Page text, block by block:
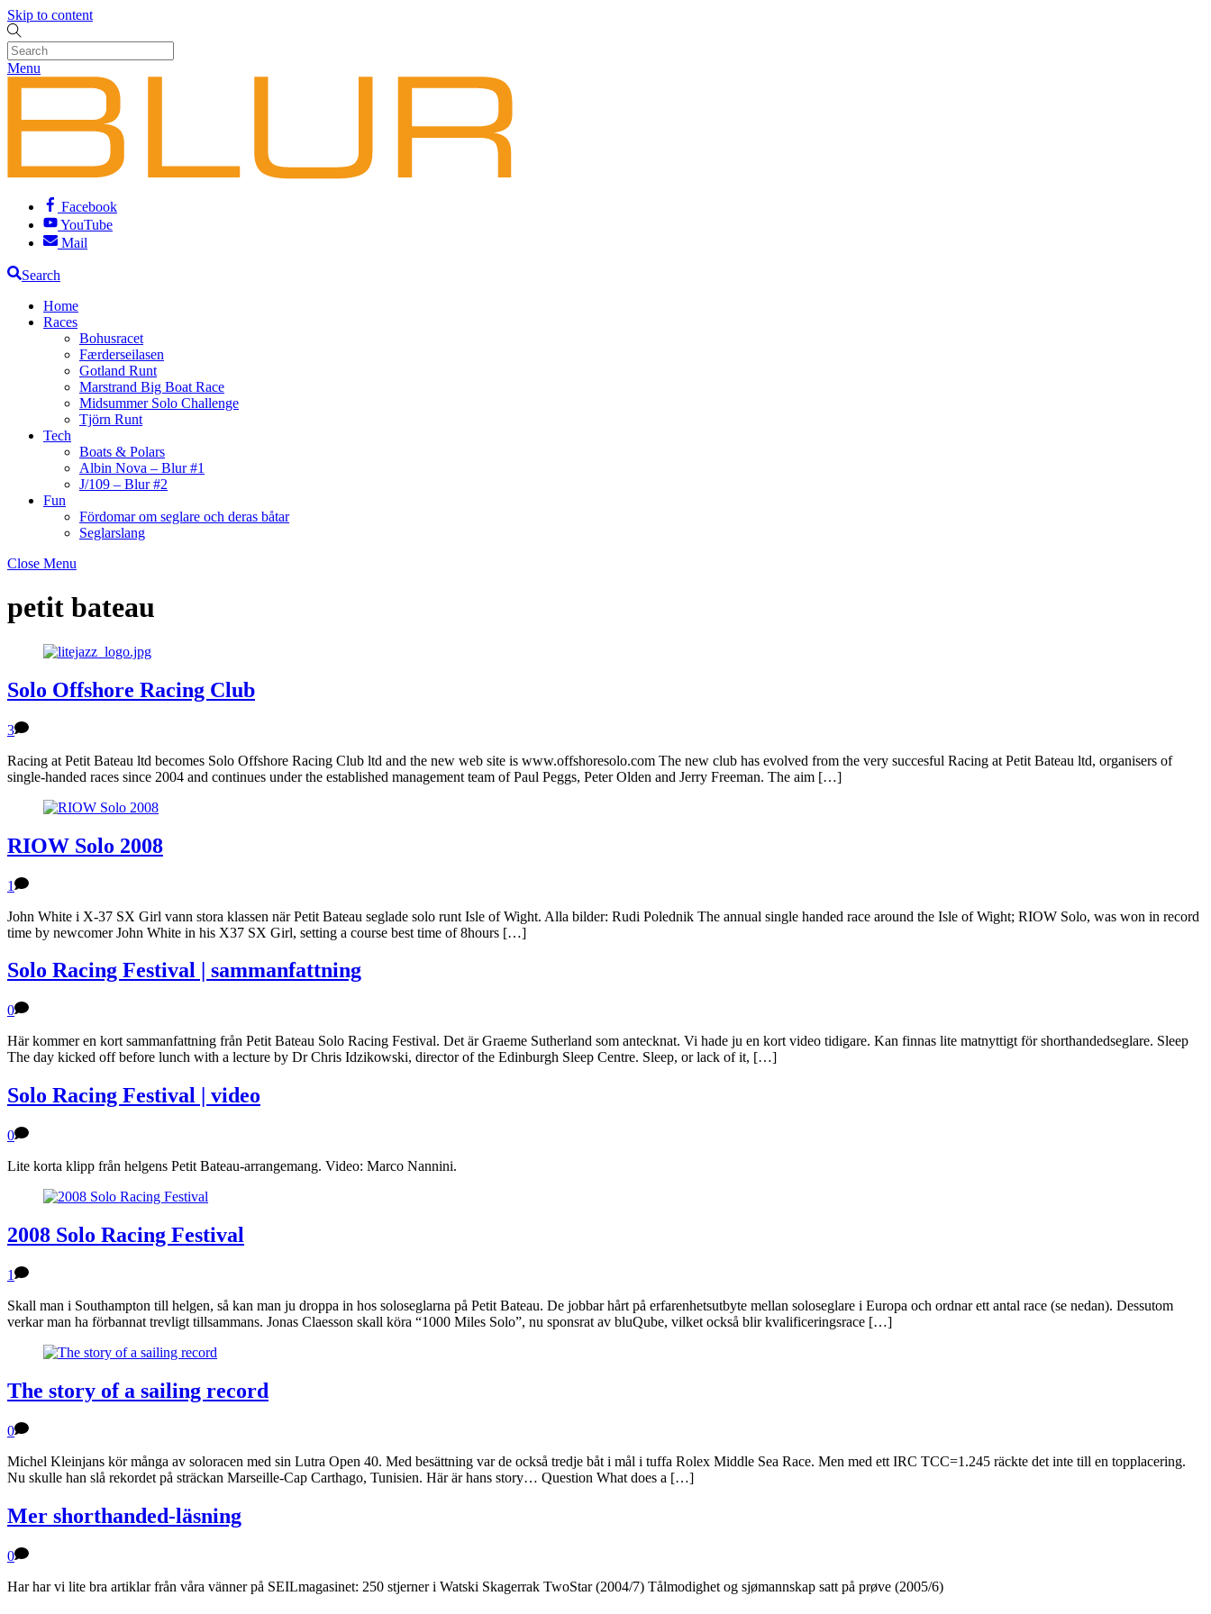
Skip to content
Menu
Facebook
YouTube
Mail
Search
Home
Races
Bohusracet
Færderseilasen
Gotland Runt
Marstrand Big Boat Race
Midsummer Solo Challenge
Tjörn Runt
Tech
Boats & Polars
Albin Nova – Blur #1
J/109 – Blur #2
Fun
Fördomar om seglare och deras båtar
Seglarslang
Close Menu
petit bateau
Solo Offshore Racing Club
3
Racing at Petit Bateau ltd becomes Solo Offshore Racing Club ltd and the new web site is www.offshoresolo.com The new club has evolved from the very succesful Racing at Petit Bateau ltd, organisers of
single-handed races since 2004 and continues under the established management team of Paul Peggs, Peter Olden and Jerry Freeman. The aim […]
RIOW Solo 2008
1
John White i X-37 SX Girl vann stora klassen när Petit Bateau seglade solo runt Isle of Wight. Alla bilder: Rudi Polednik The annual single handed race around the Isle of Wight; RIOW Solo, was won in record
time by newcomer John White in his X37 SX Girl, setting a course best time of 8hours […]
Solo Racing Festival | sammanfattning
0
Här kommer en kort sammanfattning från Petit Bateau Solo Racing Festival. Det är Graeme Sutherland som antecknat. Vi hade ju en kort video tidigare. Kan finnas lite matnyttigt för shorthandedseglare. Sleep
The day kicked off before lunch with a lecture by Dr Chris Idzikowski, director of the Edinburgh Sleep Centre. Sleep, or lack of it, […]
Solo Racing Festival | video
0
Lite korta klipp från helgens Petit Bateau-arrangemang. Video: Marco Nannini.
2008 Solo Racing Festival
1
Skall man i Southampton till helgen, så kan man ju droppa in hos soloseglarna på Petit Bateau. De jobbar hårt på erfarenhetsutbyte mellan soloseglare i Europa och ordnar ett antal race (se nedan). Dessutom
verkar man ha förbannat trevligt tillsammans. Jonas Claesson skall köra “1000 Miles Solo”, nu sponsrat av bluQube, vilket också blir kvalificeringsrace […]
The story of a sailing record
0
Michel Kleinjans kör många av soloracen med sin Lutra Open 40. Med besättning var de också tredje båt i mål i tuffa Rolex Middle Sea Race. Men med ett IRC TCC=1.245 räckte det inte till en topplacering.
Nu skulle han slå rekordet på sträckan Marseille-Cap Carthago, Tunisien. Här är hans story… Question What does a […]
Mer shorthanded-läsning
0
Har har vi lite bra artiklar från våra vänner på SEILmagasinet: 250 stjerner i Watski Skagerrak TwoStar (2004/7) Tålmodighet og sjømannskap satt på prøve (2005/6)